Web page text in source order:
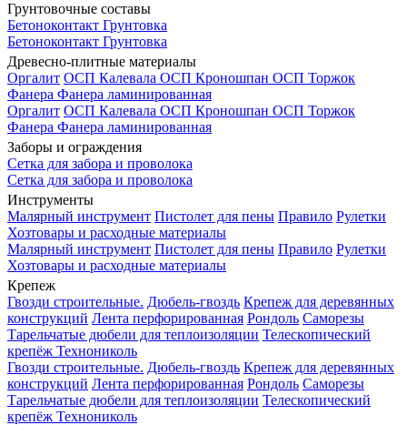
Грунтовочные составы
Бетоноконтакт Грунтовка
Бетоноконтакт Грунтовка
Древесно-плитные материалы
Оргалит ОСП Калевала ОСП Кроношпан ОСП Торжок
Фанера Фанера ламинированная
Оргалит ОСП Калевала ОСП Кроношпан ОСП Торжок
Фанера Фанера ламинированная
Заборы и ограждения
Сетка для забора и проволока
Сетка для забора и проволока
Инструменты
Малярный инструмент Пистолет для пены Правило Рулетки
Хозтовары и расходные материалы
Малярный инструмент Пистолет для пены Правило Рулетки
Хозтовары и расходные материалы
Крепеж
Гвозди строительные. Дюбель-гвоздь Крепеж для деревянных
конструкций Лента перфорированная Рондоль Саморезы
Тарельчатые дюбели для теплоизоляции Телескопический
крепёж Технониколь
Гвозди строительные. Дюбель-гвоздь Крепеж для деревянных
конструкций Лента перфорированная Рондоль Саморезы
Тарельчатые дюбели для теплоизоляции Телескопический
крепёж Технониколь